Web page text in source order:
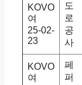
KOVO
여
25-02-
23
도
로
공
사
KOVO
여
페
퍼